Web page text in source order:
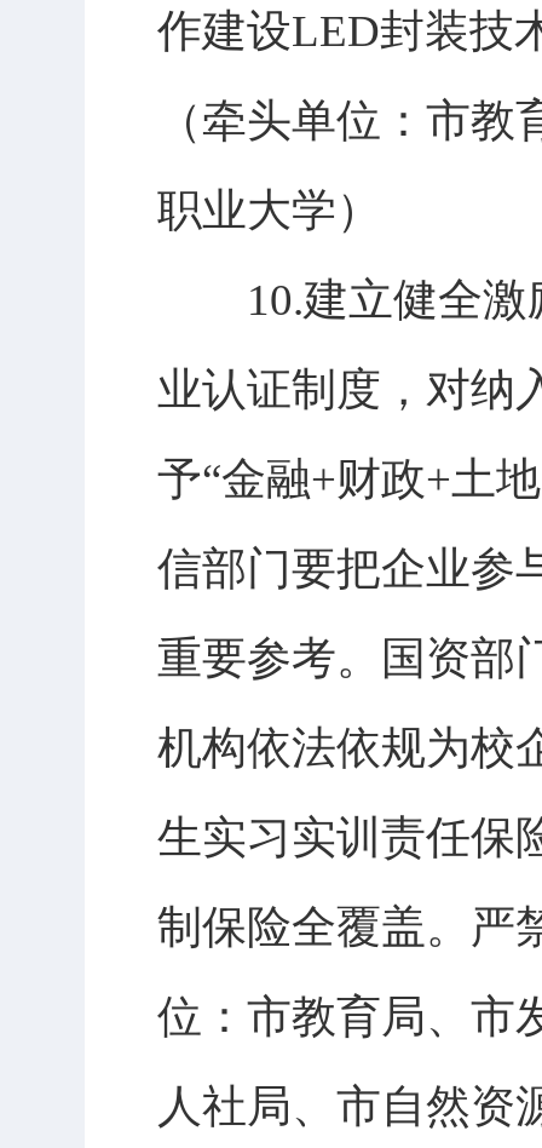
作建设LED封装技
（牵头单位：市
职业大学）
10.建立健全激
业认证制度，对纳
予“金融+财政+土
信部门要把企业参
重要参考。国资部
机构依法依规为校
生实习实训责任保
制保险全覆盖。严
位：市教育局、市
人社局、市自然资